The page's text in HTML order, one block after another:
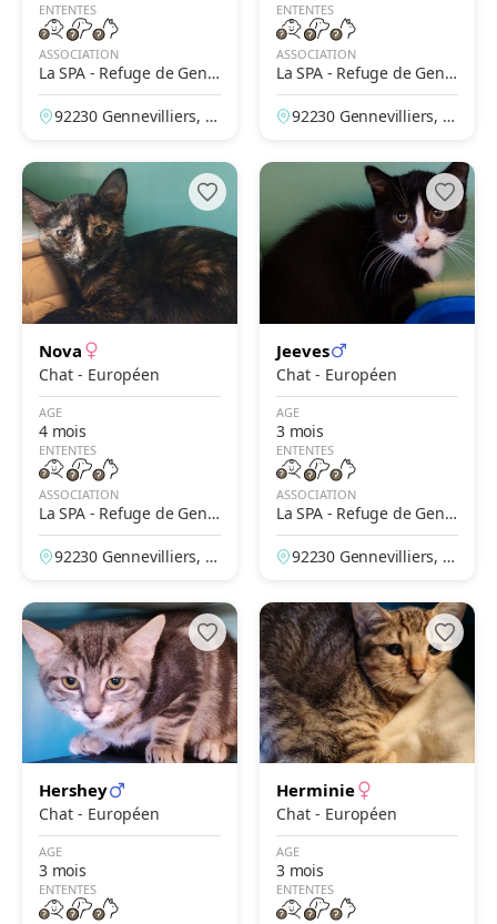
ENTENTES
ASSOCIATION
La SPA - Refuge de Genn
evilliers – Grammont
92230 Gennevilliers, H
ENTENTES
ASSOCIATION
La SPA - Refuge de Genn
evilliers – Grammont
92230 Gennevilliers, H
Nova
Chat - Européen
AGE
4 mois
ENTENTES
ASSOCIATION
La SPA - Refuge de Genn
evilliers – Grammont
92230 Gennevilliers, H
Jeeves
Chat - Européen
AGE
3 mois
ENTENTES
ASSOCIATION
La SPA - Refuge de Genn
evilliers – Grammont
92230 Gennevilliers, H
Hershey
Chat - Européen
AGE
3 mois
ENTENTES
Herminie
Chat - Européen
AGE
3 mois
ENTENTES